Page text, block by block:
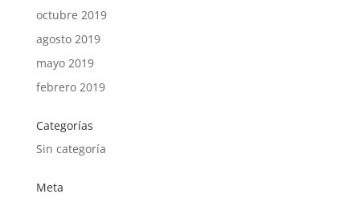
octubre 2019
agosto 2019
mayo 2019
febrero 2019
Categorías
Sin categoría
Meta